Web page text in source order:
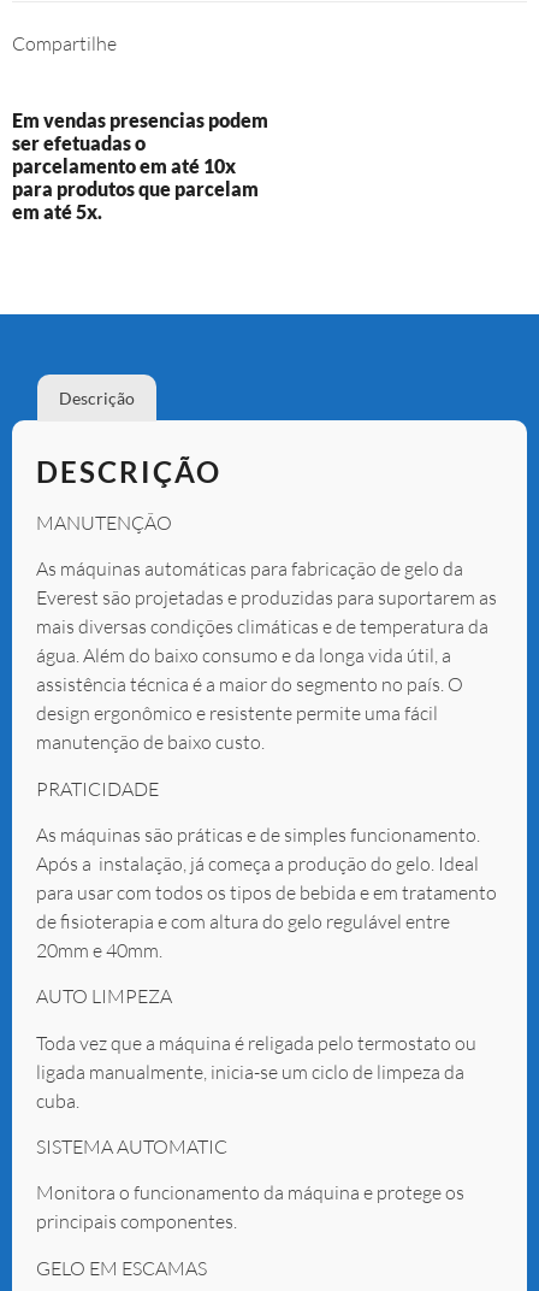
Compartilhe
Em vendas presencias podem
ser efetuadas o
parcelamento em até 10x
para produtos que parcelam
em até 5x.
Descrição
DESCRIÇÃO
MANUTENÇÃO
As máquinas automáticas para fabricação de gelo da
Everest são projetadas e produzidas para suportarem as
mais diversas condições climáticas e de temperatura da
água. Além do baixo consumo e da longa vida útil, a
assistência técnica é a maior do segmento no país. O
design ergonômico e resistente permite uma fácil
manutenção de baixo custo.
PRATICIDADE
As máquinas são práticas e de simples funcionamento.
Após a instalação, já começa a produção do gelo. Ideal
para usar com todos os tipos de bebida e em tratamento
de fisioterapia e com altura do gelo regulável entre
20mm e 40mm.
AUTO LIMPEZA
Toda vez que a máquina é religada pelo termostato ou
ligada manualmente, inicia-se um ciclo de limpeza da
cuba.
SISTEMA AUTOMATIC
Monitora o funcionamento da máquina e protege os
principais componentes.
GELO EM ESCAMAS